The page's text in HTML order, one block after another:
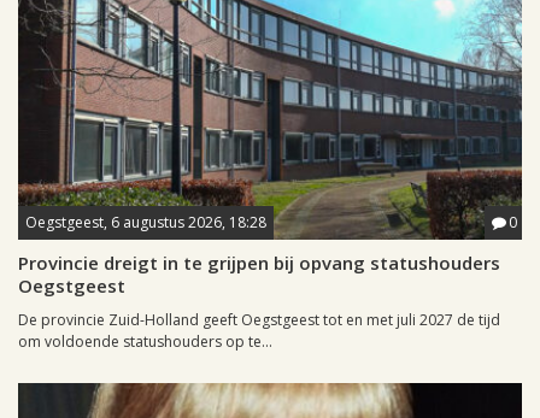
Oegstgeest, 6 augustus 2026, 18:28 0
Provincie dreigt in te grijpen bij opvang statushouders
Oegstgeest
De provincie Zuid-Holland geeft Oegstgeest tot en met juli 2027 de tijd
om voldoende statushouders op te...